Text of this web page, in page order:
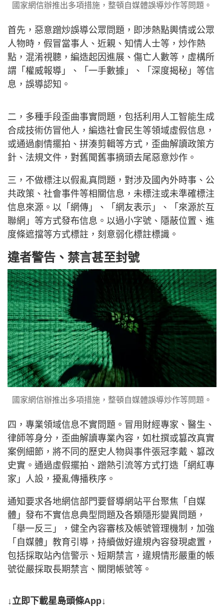
國家網信辦推出多項措施，整頓自媒體誤導炒作等問題。
首先，惡意蹭炒誤導公眾問題，即涉熱點輿情或公眾
人物時，假冒當事人、近親、知情人士等，炒作熱
點，混淆視聽，編造起因進展、傷亡人數等，虛構所
謂「權威報導」、「一手數據」、「深度揭秘」等信
息，誤導認知。
二，多種手段歪曲事實問題，包括利用人工智能生成
合成技術仿冒他人，編造社會民生等領域虛假信息，
或通過劇情擺拍、拼湊剪輯等方式，歪曲解讀政策方
針、法規文件，對舊聞舊事摘頭去尾惡意炒作。
三，不做標注以假亂真問題，對涉及國內外時事、公
共政策、社會事件等相關信息，未標注或未準確標注
信息來源。以「網傳」、「網友表示」、「來源於互
聯網」等方式發布信息。以過小字號、隱蔽位置、進
度條遮擋等方式標註，刻意弱化標註標識。
違者警告、禁言甚至封號
國家網信辦推出多項措施，整頓自媒體誤導炒作等問題。
四，專業領域信息不實問題。冒用財經專家、醫生、
律師等身分，歪曲解讀專業內容，如杜撰或篡改真實
案例細節，將不同的歷史人物與事件張冠李戴、篡改
史實。通過虛假擺拍、蹭熱引流等方式打造「網紅專
家」人設，擾亂傳播秩序。
通知要求各地網信部門要督導網站平台聚焦「自媒
體」發布不實信息典型問題及各類隱形變異問題，
「舉一反三」，健全內容審核及帳號管理機制，加強
「自媒體」教育引導，持續做好違規內容發現處置，
包括採取站內信警示、短期禁言，違規情形嚴重的帳
號從嚴採取長期禁言、關閉帳號等。
↓立即下載星島頭條App↓